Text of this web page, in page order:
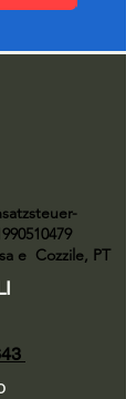
e Cozzile, PT